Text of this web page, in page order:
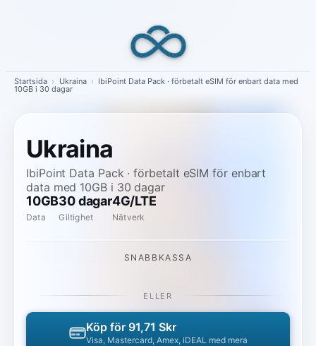
Startsida › Ukraina › IbiPoint Data Pack · förbetalt eSIM för enbart data med
10GB i 30 dagar
Ukraina
IbiPoint Data Pack · förbetalt eSIM för enbart
data med 10GB i 30 dagar
10GB
Data
30 dagar
Giltighet
4G/LTE
Nätverk
SNABBKASSA
ELLER
Köp för 91,71 Skr
Visa, Mastercard, Amex, iDEAL med mera